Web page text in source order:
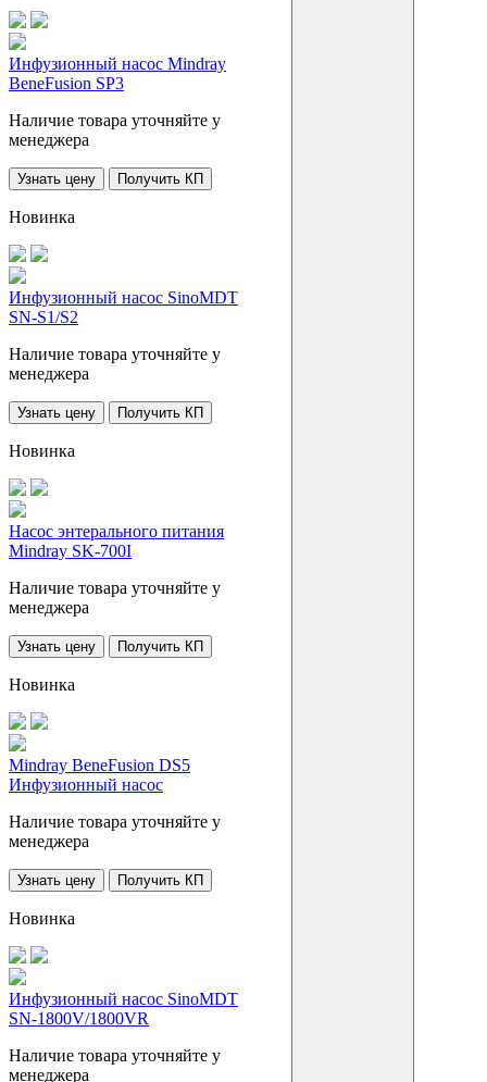
Инфузионный насос Mindray
BeneFusion SP3
Наличие товара уточняйте у
менеджера
Узнать цену Получить КП
Новинка
Инфузионный насос SinoMDT
SN-S1/S2
Наличие товара уточняйте у
менеджера
Узнать цену Получить КП
Новинка
Насос энтерального питания
Mindray SK-700I
Наличие товара уточняйте у
менеджера
Узнать цену Получить КП
Новинка
Mindray BeneFusion DS5
Инфузионный насос
Наличие товара уточняйте у
менеджера
Узнать цену Получить КП
Новинка
Инфузионный насос SinoMDT
SN-1800V/1800VR
Наличие товара уточняйте у
менеджера